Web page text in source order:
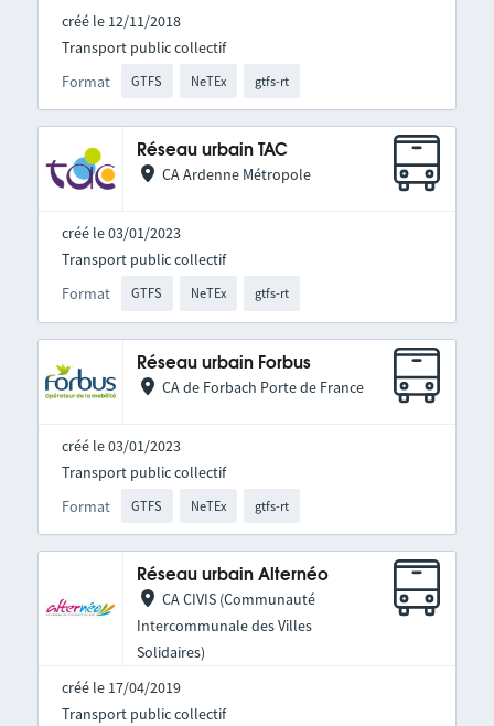
créé le 12/11/2018
Format GTFS NeTEx gtfs-rt
Transport public collectif
Réseau urbain TAC
CA Ardenne Métropole
créé le 03/01/2023
Format GTFS NeTEx gtfs-rt
Transport public collectif
Réseau urbain Forbus
CA de Forbach Porte de France
créé le 03/01/2023
Format GTFS NeTEx gtfs-rt
Transport public collectif
Réseau urbain Alternéo
CA CIVIS (Communauté
Intercommunale des Villes
Solidaires)
créé le 17/04/2019
Transport public collectif